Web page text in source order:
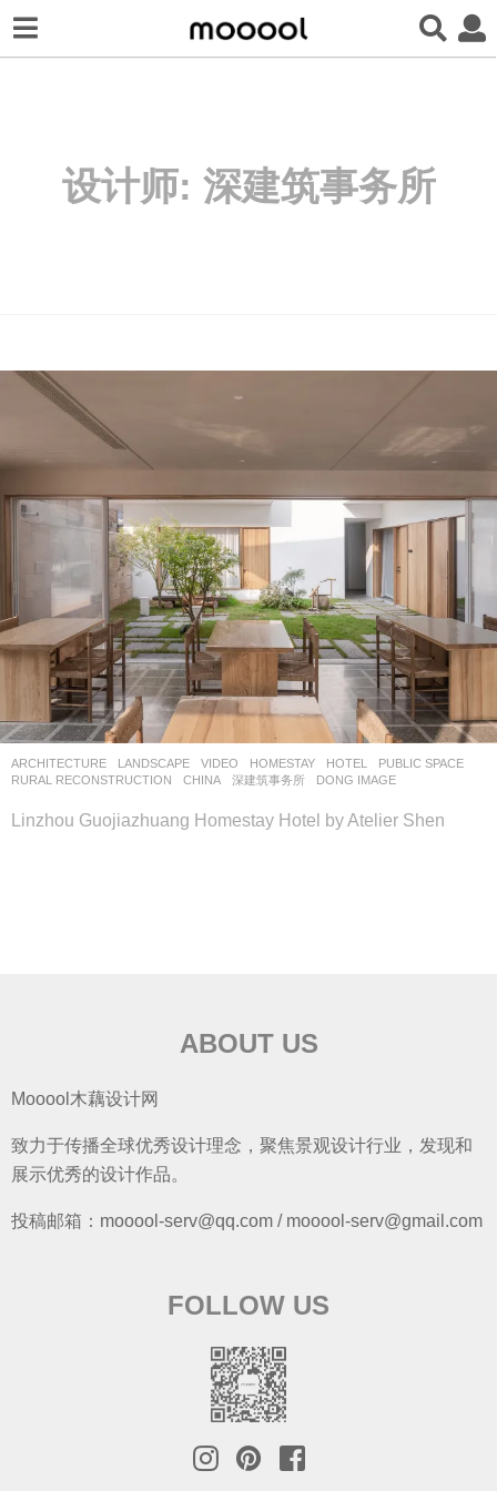
设计师: 深建筑事务所
ARCHITECTURE LANDSCAPE VIDEO HOMESTAY ,HOTEL ,PUBLIC SPACE
RURAL RECONSTRUCTION
CHINA 深建筑事务所 DONG IMAGE
Linzhou Guojiazhuang Homestay Hotel by Atelier Shen
ABOUT US
Mooool木藕设计网
致力于传播全球优秀设计理念，聚焦景观设计行业，发现和
展示优秀的设计作品。
投稿邮箱：mooool-serv@qq.com / mooool-serv@gmail.com
FOLLOW US